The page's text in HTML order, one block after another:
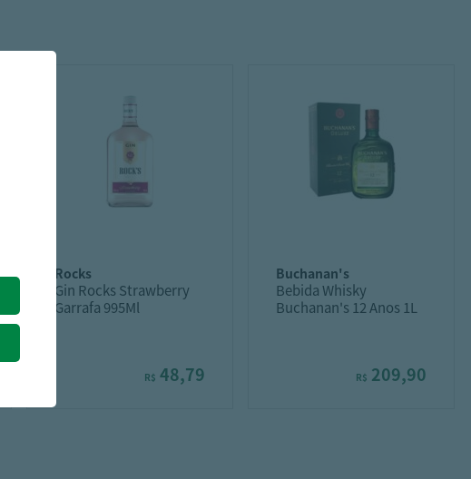
rocks
Gin Rocks Strawberry
Garrafa 995Ml
R$ 48,79
buchanan's
Bebida Whisky
Buchanan's 12 Anos 1L
R$ 209,90